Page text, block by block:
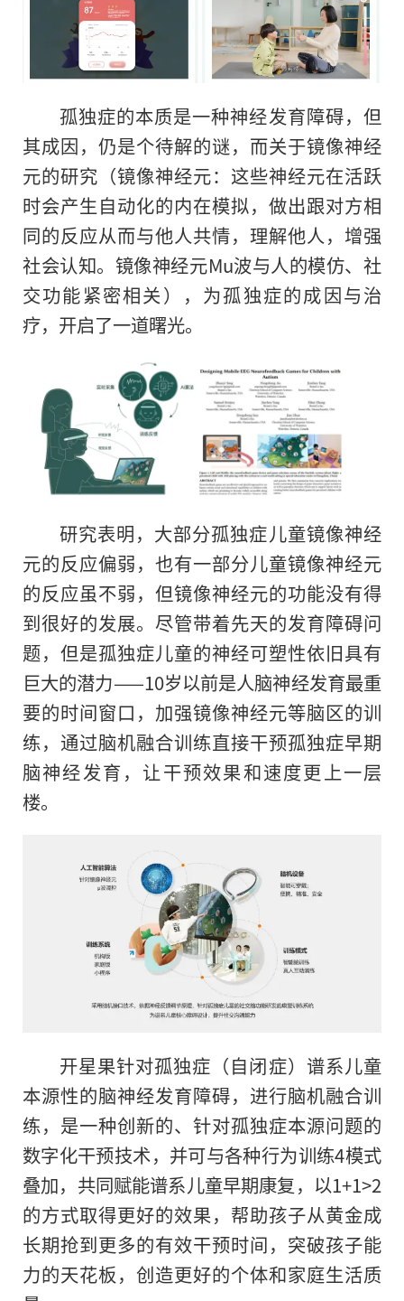
孤独症的本质是一种神经发育障碍，但
其成因，仍是个待解的谜，而关于镜像神经
元的研究（镜像神经元：这些神经元在活跃
时会产生自动化的内在模拟，做出跟对方相
同的反应从而与他人共情，理解他人，增强
社会认知。镜像神经元Mu波与人的模仿、社
交功能紧密相关），为孤独症的成因与治
疗，开启了一道曙光。
研究表明，大部分孤独症儿童镜像神经
元的反应偏弱，也有一部分儿童镜像神经元
的反应虽不弱，但镜像神经元的功能没有得
到很好的发展。尽管带着先天的发育障碍问
题，但是孤独症儿童的神经可塑性依旧具有
巨大的潜力——10岁以前是人脑神经发育最重
要的时间窗口，加强镜像神经元等脑区的训
练，通过脑机融合训练直接干预孤独症早期
脑神经发育，让干预效果和速度更上一层
楼。
开星果针对孤独症（自闭症）谱系儿童
本源性的脑神经发育障碍，进行脑机融合训
练，是一种创新的、针对孤独症本源问题的
数字化干预技术，并可与各种行为训练4模式
叠加，共同赋能谱系儿童早期康复，以1+1>2
的方式取得更好的效果，帮助孩子从黄金成
长期抢到更多的有效干预时间，突破孩子能
力的天花板，创造更好的个体和家庭生活质